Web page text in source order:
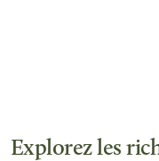
Explorez les